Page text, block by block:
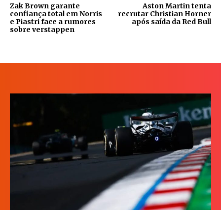
Zak Brown garante
confiança total em Norris
e Piastri face a rumores
sobre verstappen
Aston Martin tenta
recrutar Christian Horner
após saída da Red Bull